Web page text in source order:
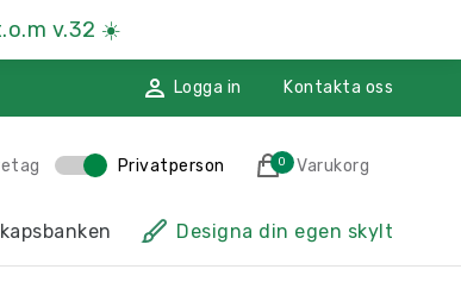
v.32 ☀️
Logga in Kontakta oss
Privatperson 0 Varukorg
Designa din egen skylt